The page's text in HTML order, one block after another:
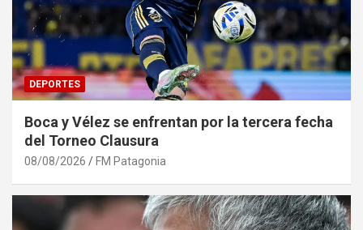
DEPORTES
Boca y Vélez se enfrentan por la tercera fecha
del Torneo Clausura
08/08/2026 FM Patagonia